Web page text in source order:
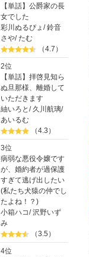
【単話】公爵家の長
女でした
彩川ぬるぴょ /鈴音
さや/たむ
（4.7）
2位
【単話】拝啓見知ら
ぬ旦那様、離婚して
いただきます
紬いろと / 久川航璃/
あいるむ
（4.3）
3位
病弱な悪役令嬢です
が、婚約者が過保護
すぎて逃げ出したい
(私たち犬猿の仲でし
たよね！？)
小箱ハコ/沢野いず
み
（3.5）
4位